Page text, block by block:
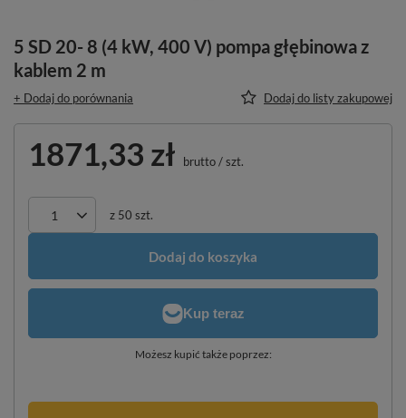
5 SD 20- 8 (4 kW, 400 V) pompa głębinowa z
kablem 2 m
+ Dodaj do porównania Dodaj do listy zakupowej
1871,33 zł brutto/szt.
z 50 szt.
Dodaj do koszyka
Możesz kupić także poprzez: